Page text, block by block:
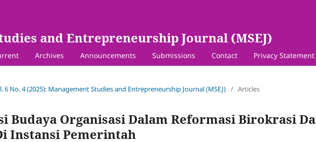
and Entrepreneurship Journal (MSEJ)
Archives Announcements Submissions Contact Privacy Statement
6 No. 4 (2025): Management Studies and Entrepreneurship Journal (MSEJ) / Articles
Budaya Organisasi Dalam Reformasi Birokrasi
Instansi Pemerintah